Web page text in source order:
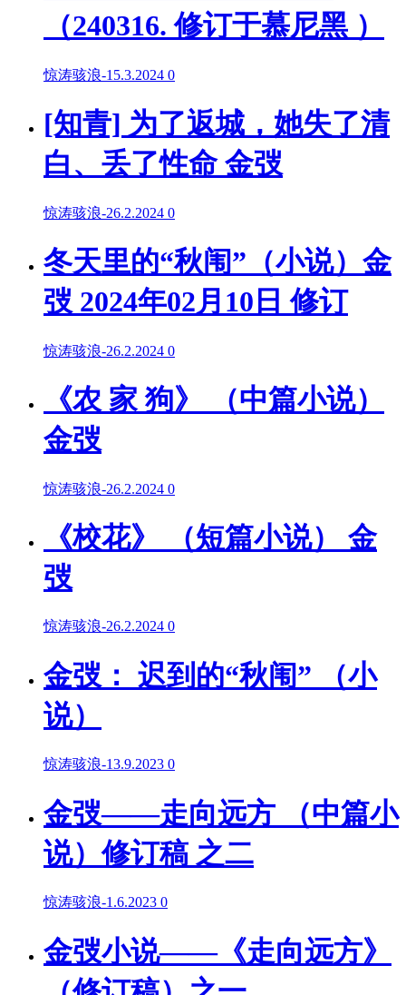
（240316. 修订于慕尼黑 ）
惊涛骇浪-15.3.2024 0
[知青]​ 为了返城，她失了清
白、丢了性命 金弢
惊涛骇浪-26.2.2024 0
冬天里的“秋闱”（小说）金
弢 2024年02月10日 修订
惊涛骇浪-26.2.2024 0
《农 家 狗》 （中篇小说）
金弢
惊涛骇浪-26.2.2024 0
《校花》 （短篇小说） 金
弢
惊涛骇浪-26.2.2024 0
金弢： 迟到的“秋闱” （小
说）
惊涛骇浪-13.9.2023 0
金弢——走向远方 （中篇小
说）修订稿 之二
惊涛骇浪-1.6.2023 0
金弢小说——《走向远方》